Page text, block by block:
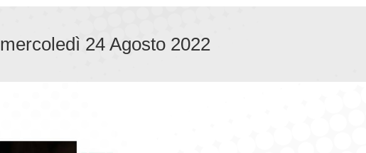
mercoledì 24 Agosto 2022